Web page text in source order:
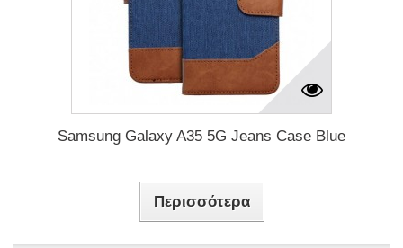
Samsung Galaxy A35 5G Jeans Case Blue
Περισσότερα